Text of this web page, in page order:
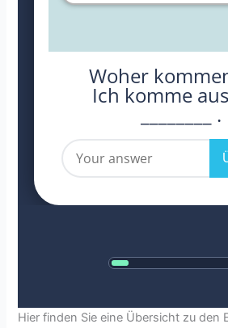
Hier finden Sie eine Übersicht zu den